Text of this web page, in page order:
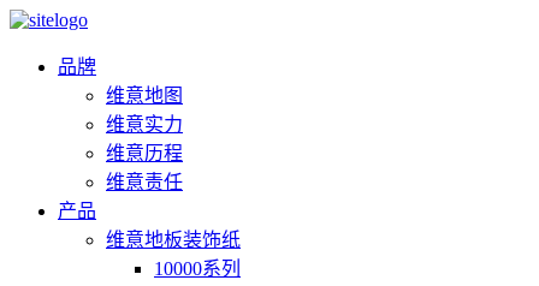
品牌
维意地图
维意实力
维意历程
维意责任
产品
维意地板装饰纸
10000系列